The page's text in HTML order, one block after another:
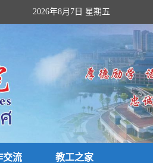
2026年8月7日 星期五
交流 教工之家